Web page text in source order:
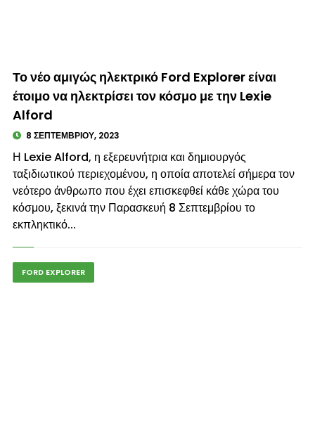
© enkinisi.gr
Το νέο αμιγώς ηλεκτρικό Ford Explorer είναι
έτοιμο να ηλεκτρίσει τον κόσμο με την Lexie
Alford
8 ΣΕΠΤΕΜΒΡΊΟΥ, 2023
Η Lexie Alford, η εξερευνήτρια και δημιουργός
ταξιδιωτικού περιεχομένου, η οποία αποτελεί σήμερα τον
νεότερο άνθρωπο που έχει επισκεφθεί κάθε χώρα του
κόσμου, ξεκινά την Παρασκευή 8 Σεπτεμβρίου το
εκπληκτικό...
FORD EXPLORER